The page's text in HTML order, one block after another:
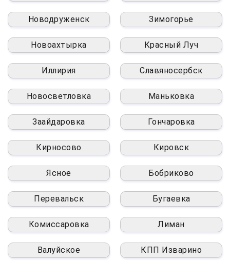
Новодруженск Зимогорье
Новоахтырка Красный Луч
Иллирия Славяносербск
Новосветловка Маньковка
Заайдаровка Гончаровка
Кирносово Кировск
Ясное Бобриково
Перевальск Бугаевка
Комиссаровка Лиман
Валуйское КПП Изварино